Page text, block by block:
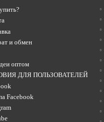
и обмен
оптом
ДЛЯ ПОЛЬЗОВАТЕЛЕЙ
Facebook